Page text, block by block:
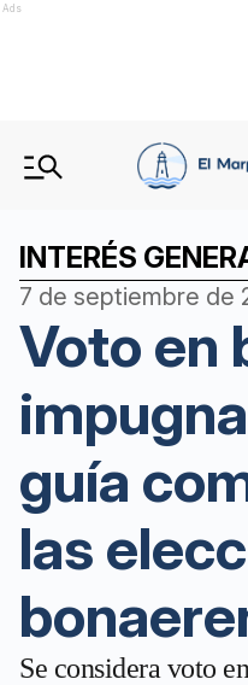
Ads
INTERÉS
7 de septiembre de
Voto en
guía
las
Se considera voto